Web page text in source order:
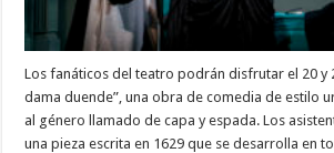
Los fanáticos del teatro podrán disfrutar el 20 y
dama duende”, una obra de comedia de estilo
al género llamado de capa y espada. Los
una pieza escrita en 1629 que se desarrolla en